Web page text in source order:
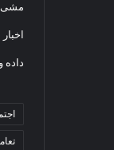
مشی
داده